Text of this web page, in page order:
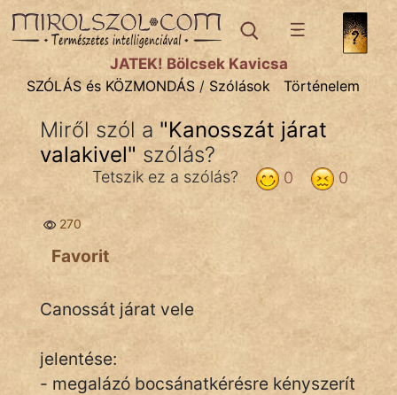
SZÓLÁS ÉS KÖZMONDÁStémák:
Bibliai
Közmondások
Szállóigék
Szóláscsoportok
Szólások
Tréfás
JÁTÉK! Bölcsek Kavicsa
SZÓLÁS és KÖZMONDÁS / Szólások Történelem
Miről szól a "Kanosszát járat
valakivel" szólás?
0
0
Tetszik ez a szólás?
270
Favorit
Canossát járat vele
jelentése:
- megalázó bocsánatkérésre kényszerít